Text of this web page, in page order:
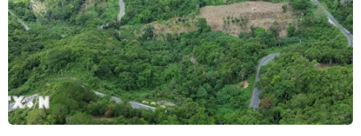
Giấy phép số: 1374/GP-BTTTT do Bộ Thông tin và Truyền thông
cấp ngày 11/9/2008.
Quảng cáo: Phó TBT Nguyễn Thị Tám: 093.5958688, Email:
tamvna@gmail.com
Điện thoại: (024) 39411349 - (024) 39411348, Fax: (024)
39411348